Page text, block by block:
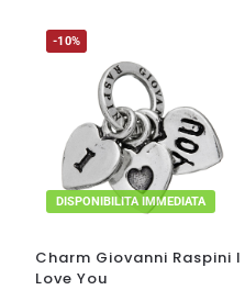
-10%
DISPONIBILITA IMMEDIATA
Charm Giovanni Raspini I
Love You